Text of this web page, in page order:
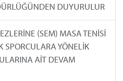
DUYURULUR
(SEM) MASA TENİSİ
YÖNELİK
AİT DEVAM